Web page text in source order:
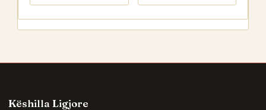
Këshilla Ligjore